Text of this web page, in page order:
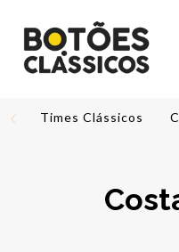
Times Clássicos